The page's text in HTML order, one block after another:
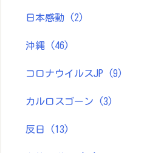
日本感動 (2)
沖縄 (46)
コロナウイルスJP (9)
カルロスゴーン (3)
反日 (13)